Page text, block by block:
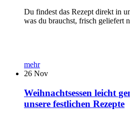
Du findest das Rezept direkt in
was du brauchst, frisch geliefert
mehr
26 Nov
Weihnachtsessen leicht
unsere festlichen Rezepte